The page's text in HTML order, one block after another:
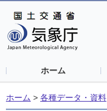
ホーム
ホーム > 各種データ・資料